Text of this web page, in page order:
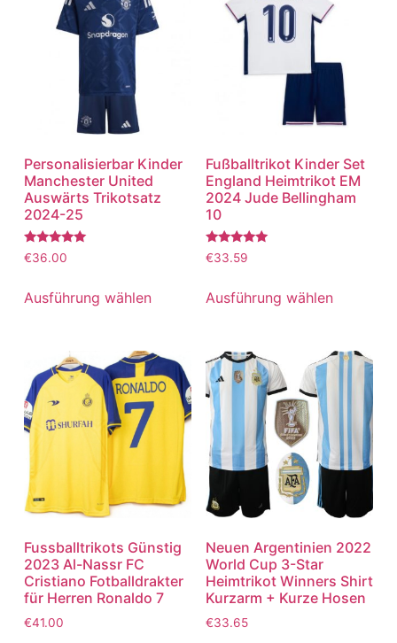
Personalisierbar Kinder
Manchester United
Auswärts Trikotsatz
2024-25
Bewertet
mit
von 5
€36.00
Ausführung wählen
Fußballtrikot Kinder Set
England Heimtrikot EM
2024 Jude Bellingham
10
Bewertet
mit
von 5
€33.59
Ausführung wählen
Fussballtrikots Günstig
2023 Al-Nassr FC
Cristiano Fotballdrakter
für Herren Ronaldo 7
€41.00
Neuen Argentinien 2022
World Cup 3-Star
Heimtrikot Winners Shirt
Kurzarm + Kurze Hosen
€33.65